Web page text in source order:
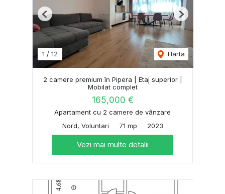
1 / 12 Harta
Previous Next
2 camere premium în Pipera | Etaj superior |
Mobilat complet
165,000 €
Apartament cu 2 camere de vânzare
Nord, Voluntari
71 mp 2023
Vezi mai multe detalii